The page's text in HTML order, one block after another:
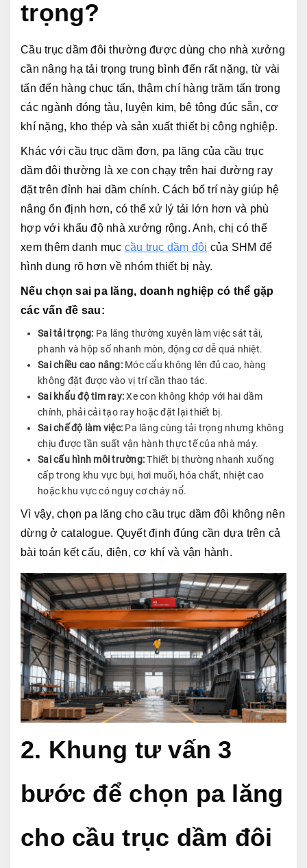
trọng?
Cầu trục dầm đôi thường được dùng cho nhà xưởng
cần nâng hạ tải trọng trung bình đến rất nặng, từ vài
tấn đến hàng chục tấn, thậm chí hàng trăm tấn trong
các ngành đóng tàu, luyện kim, bê tông đúc sẵn, cơ
khí nặng, kho thép và sản xuất thiết bị công nghiệp.
Khác với cầu trục dầm đơn, pa lăng của cầu trục
dầm đôi thường là xe con chạy trên hai đường ray
đặt trên đỉnh hai dầm chính. Cách bố trí này giúp hệ
nâng ổn định hơn, có thể xử lý tải lớn hơn và phù
hợp với khẩu độ nhà xưởng rộng. Anh, chị có thể
xem thêm danh mục cầu trục dầm đôi của SHM để
hình dung rõ hơn về nhóm thiết bị này.
Nếu chọn sai pa lăng, doanh nghiệp có thể gặp
các vấn đề sau:
Sai tải trọng: Pa lăng thường xuyên làm việc sát tải,
phanh và hộp số nhanh mòn, động cơ dễ quá nhiệt.
Sai chiều cao nâng:Móc cẩu không lên đủ cao, hàng
không đặt được vào vị trí cần thao tác.
Sai khẩu độ tim ray:Xe con không khớp với hai dầm
chính, phải cải tạo ray hoặc đặt lại thiết bị.
Sai chế độ làm việc: Pa lăng cùng tải trọng nhưng không
chịu được tần suất vận hành thực tế của nhà máy.
Sai cấu hình môi trường:Thiết bị thường nhanh xuống
cấp trong khu vực bụi, hơi muối, hóa chất, nhiệt cao
hoặc khu vực có nguy cơ cháy nổ.
Vì vậy, chọn pa lăng cho cầu trục dầm đôi không nên
dừng ở catalogue. Quyết định đúng cần dựa trên cả
bài toán kết cấu, điện, cơ khí và vận hành.
2. Khung tư vấn 3
bước để chọn pa lăng
cho cầu trục dầm đôi